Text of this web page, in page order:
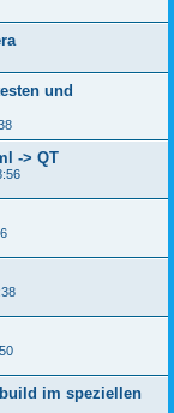
und
-> QT
im speziellen